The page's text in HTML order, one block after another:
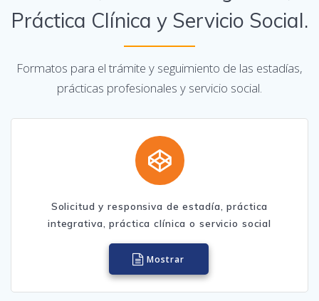
Práctica Clínica y Servicio Social.
Formatos para el trámite y seguimiento de las estadías,
prácticas profesionales y servicio social.
Solicitud y responsiva de estadía, práctica
integrativa, práctica clínica o servicio social
Mostrar